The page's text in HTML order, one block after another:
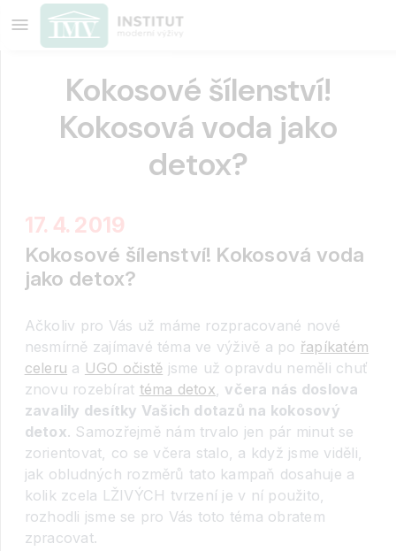
Kokosové šílenství!
Kokosová voda jako
detox?
17. 4. 2019
Kokosové šílenství! Kokosová voda
jako detox?
Ačkoliv pro Vás už máme rozpracované nové
nesmírně zajímavé téma ve výživě a po řapíkatém
celeru a UGO očistě jsme už opravdu neměli chuť
znovu rozebírat téma detox včera nás doslova
zavalily desítky Vašich dotazů na kokosový
detox. Samozřejmě nám trvalo jen pár minut se
zorientovat, co se včera stalo, a když jsme viděli,
jak obludných rozměrů tato kampaň dosahuje a
kolik zcela LŽIVÝCH tvrzení je v ní použito,
rozhodli jsme se pro Vás toto téma obratem
zpracovat.